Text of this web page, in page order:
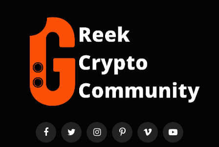
FacebookTwitter InstagramPinterestVimeo YouTube